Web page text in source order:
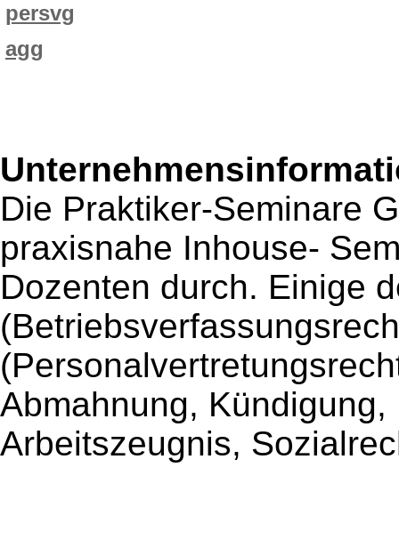
persvg
agg
Die Praktiker-Seminare
praxisnahe Inhouse-
Dozenten durch. Einige
Abmahnung,
Arbeitszeugnis,